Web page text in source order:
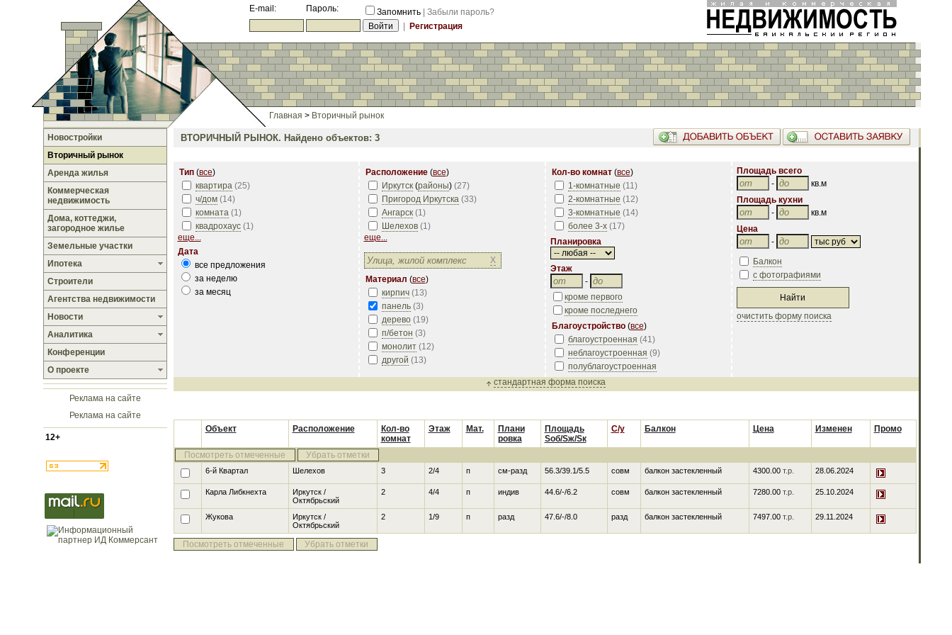
E-mail: Пароль: Запомнить
Забыли пароль?
Регистрация
Главная > Вторичный рынок
Новостройки
Вторичный рынок
Аренда жилья
Коммерческая
недвижимость
Дома, коттеджи,
загородное жилье
Земельные участки
Ипотека
Строители
Агентства недвижимости
Новости
Аналитика
Конференции
О проекте
Реклама на сайте
Реклама на сайте
12+
ВТОРИЧНЫЙ РЫНОК. Найдено объектов: 3
Тип(все)
квартира (25)
ч/дом (14)
комната (1)
квадрохаус (1)
еще...
Дата
все предложения
за неделю
за месяц
Расположение(все)
Иркутск (районы) (27)
Пригород Иркутска (33)
Ангарск (1)
Шелехов (1)
еще...
X
Материал (все)
кирпич (13)
панель (3)
дерево (19)
п/бетон (3)
монолит (12)
другой (13)
Кол-во комнат(все)
1-комнатные (11)
2-комнатные (12)
3-комнатные (14)
более 3-х (17)
Планировка
Этаж
-
кроме первого
кроме последнего
Благоустройство(все)
благоустроенная (41)
неблагоустроенная (9)
полублагоустроенная
Площадь всего
-
кв.м
Площадь кухни
-
кв.м
Цена
-
Балкон
с фотографиями
очистить форму поиска
стандартная форма поиска
Объект Расположение
Кол-во
комнат
Этаж Мат.
Плани
ровка
Площадь
Sоб/Sж/Sк
С/у Балкон Цена Изменен Промо
Посмотреть отмеченные Убрать отметки
6-й Квартал Шелехов 3 2/4 п см-разд 56.3/39.1/5.5 совм балкон застекленный 4300.00 т.р. 28.06.2024
Карла Либкнехта
Иркутск /
Октябрьский
2 4/4 п индив 44.6/-/6.2 совм балкон застекленный 7280.00 т.р. 25.10.2024
Жукова
Иркутск /
Октябрьский
2 1/9 п разд 47.6/-/8.0 разд балкон застекленный 7497.00 т.р. 29.11.2024
Посмотреть отмеченные Убрать отметки